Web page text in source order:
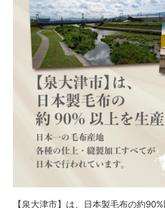
【泉大津市】は、日本製毛布の約